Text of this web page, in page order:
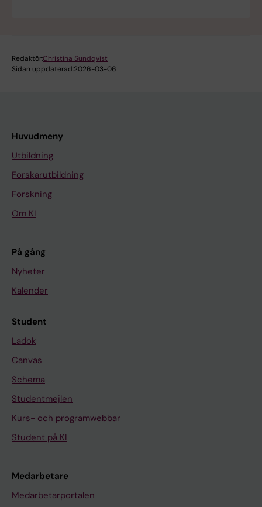
Redaktör:Christina Sundqvist
Sidan uppdaterad:2026-03-06
Huvudmeny
Utbildning
Forskarutbildning
Forskning
Om KI
På gång
Nyheter
Kalender
Student
Ladok
Canvas
Schema
Studentmejlen
Kurs- och programwebbar
Student på KI
Medarbetare
Medarbetarportalen